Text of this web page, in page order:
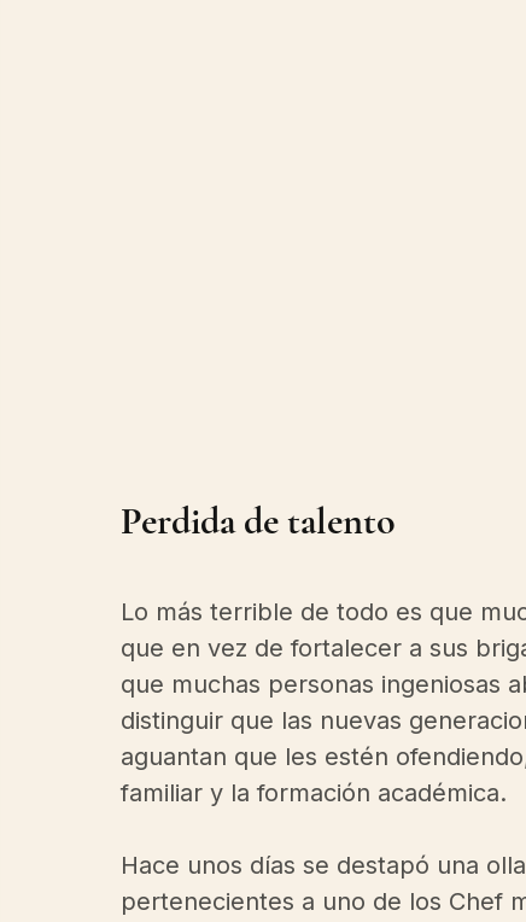
Perdida de talento
Lo más terrible de todo es que
que en vez de fortalecer a sus
que muchas personas ingeniosas
distinguir que las nuevas
aguantan que les estén
familiar y la formación académica.
Hace unos días se destapó una
pertenecientes a uno de los Chef